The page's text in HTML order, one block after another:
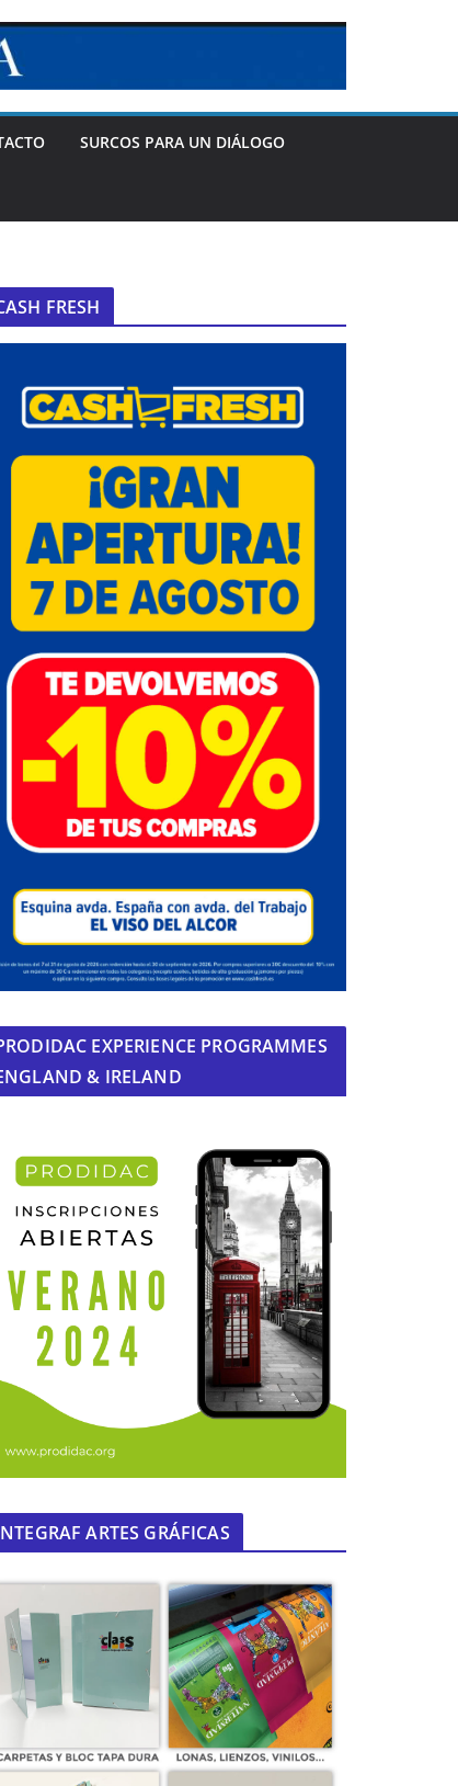
SURCOS PARA UN DIÁLOGO
FRESH
EXPERIENCE PROGRAMMES
& IRELAND
ARTES GRÁFICAS